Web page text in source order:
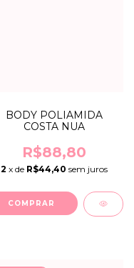
BODY POLIAMIDA
COSTA NUA
R$88,80
2 x de R$44,40 sem juros
COMPRAR